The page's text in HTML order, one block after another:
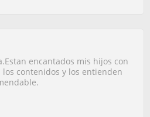
encantados mis hijos con
contenidos y los entienden